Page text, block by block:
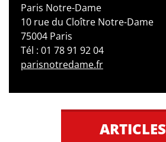
Paris Notre-Dame
10 rue du Cloître Notre-Dame
75004 Paris
Tél : 01 78 91 92 04
parisnotredame.fr
ARTICLES